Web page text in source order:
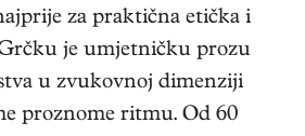
za praktična etička i
je umjetničku prozu
u zvukovnoj dimenziji
proznome ritmu. Od 60